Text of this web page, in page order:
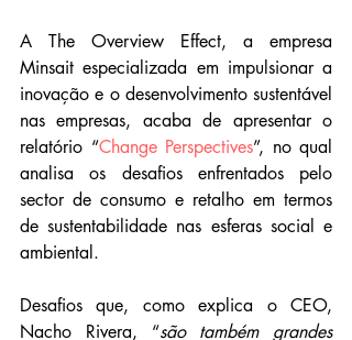
A The Overview Effect, a empresa
Minsait especializada em impulsionar a
inovação e o desenvolvimento sustentável
nas empresas, acaba de apresentar o
relatório “Change Perspectives”, no qual
analisa os desafios enfrentados pelo
sector de consumo e retalho em termos
de sustentabilidade nas esferas social e
ambiental.
Desafios que, como explica o CEO,
Nacho Rivera, “são também grandes